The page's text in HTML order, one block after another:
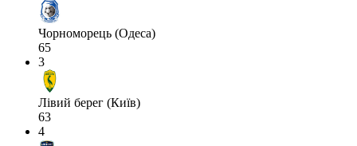
Чорноморець (Одеса)
65
3
Лівий берег (Київ)
63
4